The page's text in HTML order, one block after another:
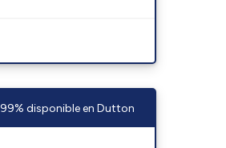
99% disponible en Dutton